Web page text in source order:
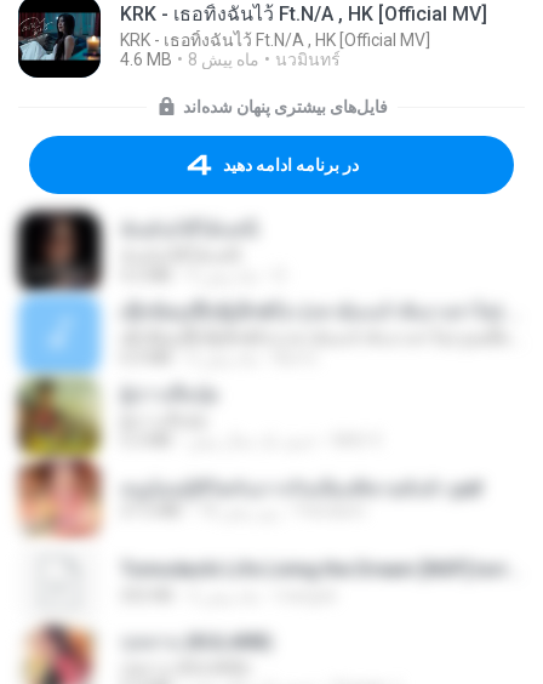
KRK - เธอทิ้งฉันไว้ Ft.N/A , HK [Official MV]
KRK - เธอทิ้งฉันไว้ Ft.N/A , HK [Official MV]
4.6 MB
8 ماه پیش นวมินทร์
فایل‌های بیشتری پنهان شده‌اند
در برنامه ادامه دهید
หนูน้อยสู้ชีวิตกับภารกิจเลี้ยงพี่ชายทั้งห้า.pdf
กุหลาบ (KULARB)